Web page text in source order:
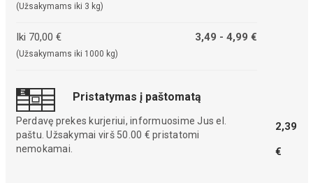
(Užsakymams iki 3 kg)
Iki 70,00 €
(Užsakymams iki 1000 kg)
3,49 - 4,99 €
Pristatymas į paštomatą
Perdavę prekes kurjeriui, informuosime Jus el.
paštu. Užsakymai virš 50.00 € pristatomi
nemokamai.
2,39
€